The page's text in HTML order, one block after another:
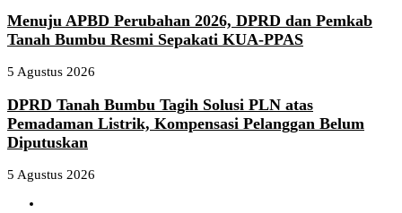
Menuju APBD Perubahan 2026, DPRD dan Pemkab
Tanah Bumbu Resmi Sepakati KUA-PPAS
5 Agustus 2026
DPRD Tanah Bumbu Tagih Solusi PLN atas
Pemadaman Listrik, Kompensasi Pelanggan Belum
Diputuskan
5 Agustus 2026